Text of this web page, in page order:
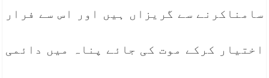
سامناکرنے سے گریزاں ہیں اور اس سے فرار
اختیار کرکے موت کی جائے پناہ میں دائمی